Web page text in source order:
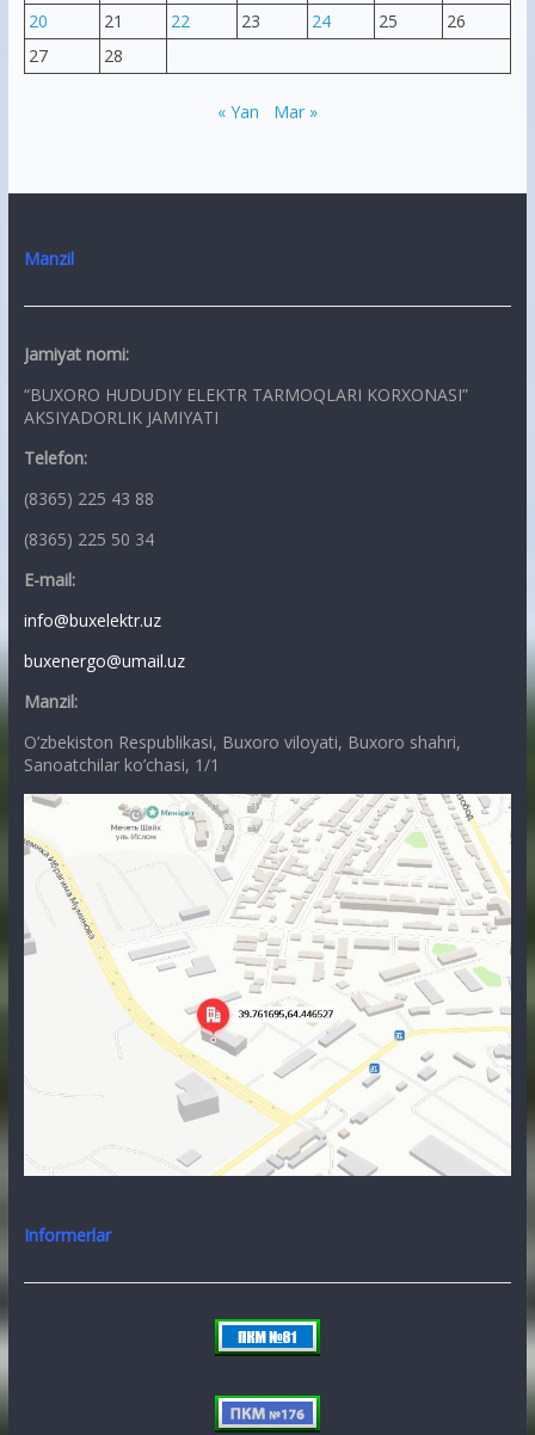
20
21 22 23 24 25
26
27
28
« Yan Mar »
Manzil
Jamiyat nomi:
“BUXORO HUDUDIY ELEKTR TARMOQLARI KORXONASI”
AKSIYADORLIK JAMIYATI
Telefon:
(8365) 225 43 88
(8365) 225 50 34
E-mail:
info@buxelektr.uz
buxenergo@umail.uz
Manzil:
O’zbekiston Respublikasi, Buxoro viloyati, Buxoro shahri,
Sanoatchilar ko’chasi, 1/1
Informerlar